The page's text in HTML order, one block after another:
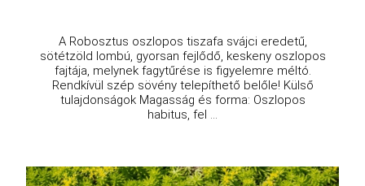
A Robosztus oszlopos tiszafa svájci eredetű,
sötétzöld lombú, gyorsan fejlődő, keskeny oszlopos
fajtája, melynek fagytűrése is figyelemre méltó.
Rendkívül szép sövény telepíthető belőle! Külső
tulajdonságok Magasság és forma: Oszlopos
habitus, fel ...